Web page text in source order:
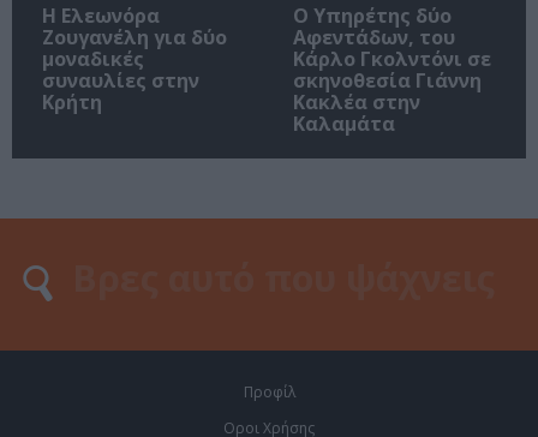
Η Ελεωνόρα
Ζουγανέλη για δύο
μοναδικές
συναυλίες στην
Κρήτη
Ο Υπηρέτης δύο
Αφεντάδων, του
Κάρλο Γκολντόνι σε
σκηνοθεσία Γιάννη
Κακλέα στην
Καλαμάτα
Προφίλ
Οροι Χρήσης